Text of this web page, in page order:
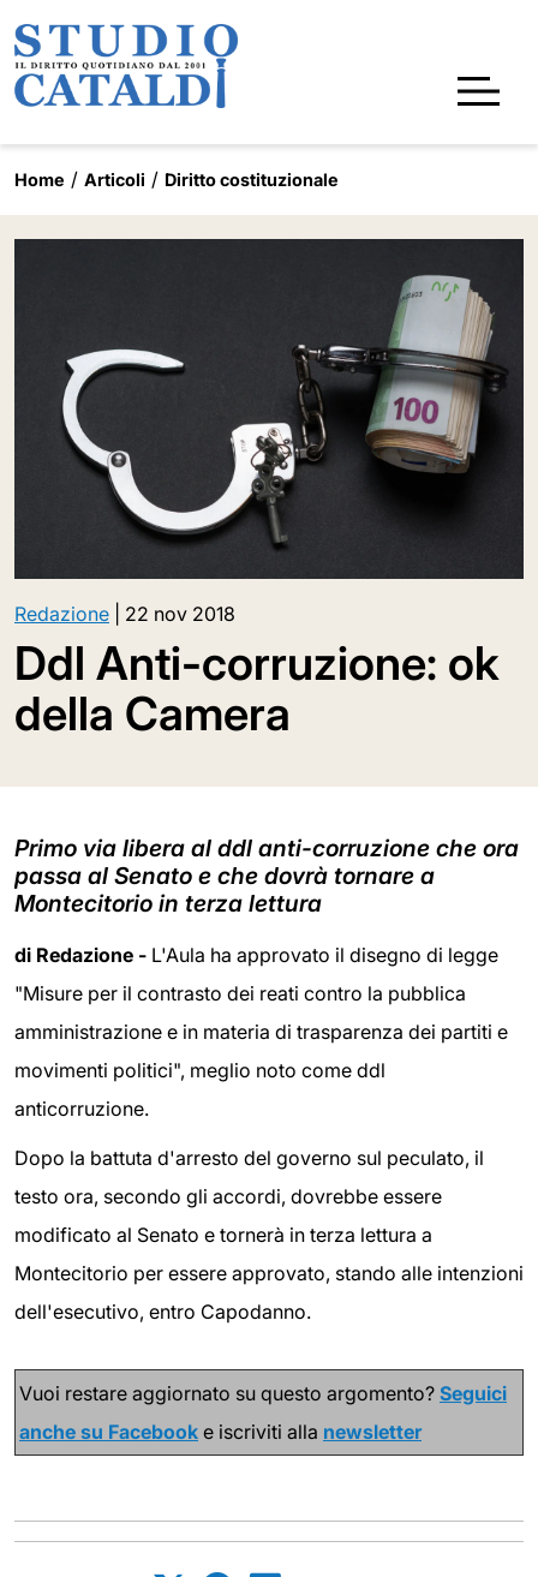
Home Articoli Diritto costituzionale
Redazione 22 nov 2018
Ddl Anti-corruzione: ok
della Camera
Primo via libera al ddl anti-corruzione che ora
passa al Senato e che dovrà tornare a
Montecitorio in terza lettura
di Redazione - L'Aula ha approvato il disegno di legge
"Misure per il contrasto dei reati contro la pubblica
amministrazione e in materia di trasparenza dei partiti e
movimenti politici", meglio noto come ddl
anticorruzione.
Dopo la battuta d'arresto del governo sul peculato, il
testo ora, secondo gli accordi, dovrebbe essere
modificato al Senato e tornerà in terza lettura a
Montecitorio per essere approvato, stando alle intenzioni
dell'esecutivo, entro Capodanno.
Vuoi restare aggiornato su questo argomento? Seguici
anche su Facebook e iscriviti alla newsletter